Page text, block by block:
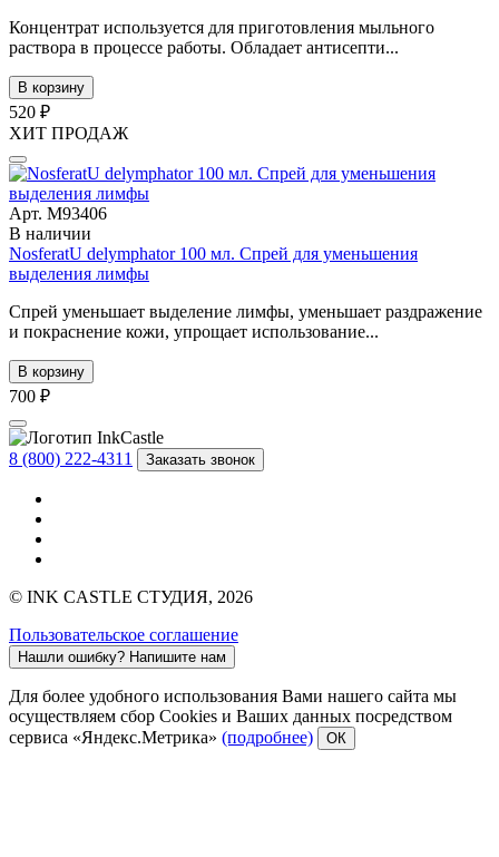
Концентрат используется для приготовления мыльного
раствора в процессе работы. Обладает антисепти...
В корзину
520 ₽
ХИТ ПРОДАЖ
Арт. М93406
В наличии
NosferatU delymphator 100 мл. Спрей для уменьшения
выделения лимфы
Спрей уменьшает выделение лимфы, уменьшает раздражение
и покраснение кожи, упрощает использование...
В корзину
700 ₽
8 (800) 222-4311 Заказать звонок
© INK CASTLE СТУДИЯ, 2026
Пользовательское соглашение
Нашли ошибку? Напишите нам
Для более удобного использования Вами нашего сайта мы
осуществляем сбор Cookies и Ваших данных посредством
сервиса «Яндекс.Метрика» (подробнее) ОК